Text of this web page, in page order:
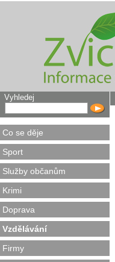
Vyhledej
Co se děje
Sport
Služby občanům
Krimi
Doprava
Vzdělávání
Firmy